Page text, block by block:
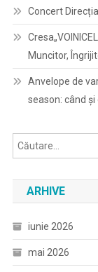
Concert
Muncitor,
Anvelope de
season: când
ARHIVE
iunie 2026
mai 2026